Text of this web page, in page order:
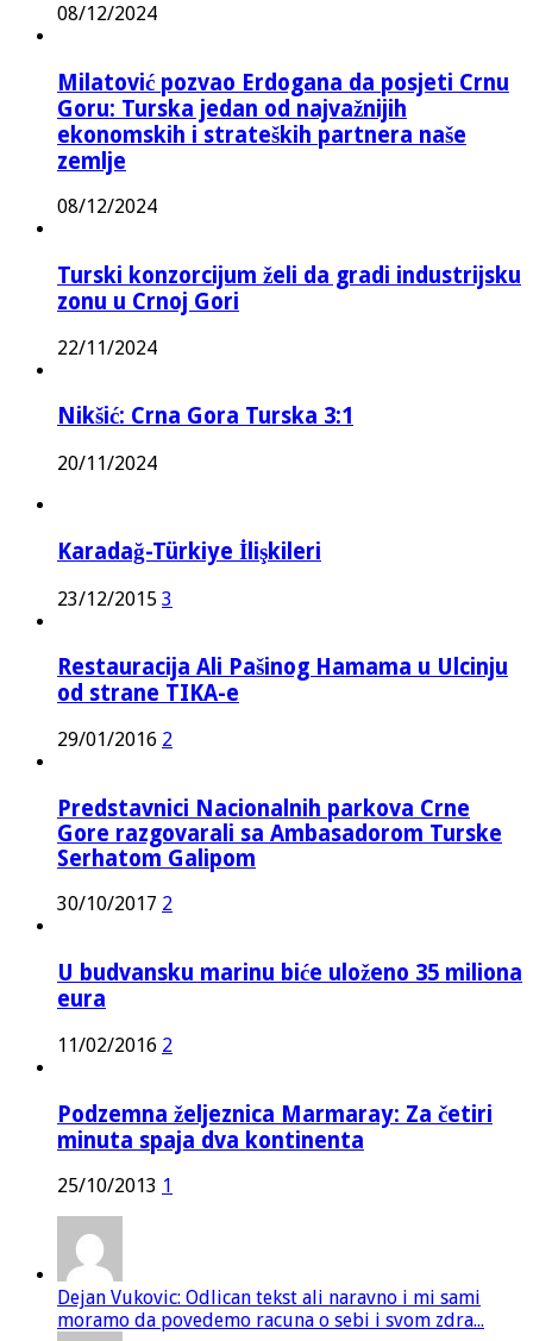
08/12/2024
Milatović pozvao Erdogana da posjeti Crnu
Goru: Turska jedan od najvažnijih
ekonomskih i strateških partnera naše
zemlje
08/12/2024
Turski konzorcijum želi da gradi industrijsku
zonu u Crnoj Gori
22/11/2024
Nikšić: Crna Gora Turska 3:1
20/11/2024
Karadağ-Türkiye İlişkileri
23/12/2015 3
Restauracija Ali Pašinog Hamama u Ulcinju
od strane TIKA-e
29/01/2016 2
Predstavnici Nacionalnih parkova Crne
Gore razgovarali sa Ambasadorom Turske
Serhatom Galipom
30/10/2017 2
U budvansku marinu biće uloženo 35 miliona
eura
11/02/2016 2
Podzemna željeznica Marmaray: Za četiri
minuta spaja dva kontinenta
25/10/2013 1
Dejan Vukovic: Odlican tekst ali naravno i mi sami
moramo da povedemo racuna o sebi i svom zdra...